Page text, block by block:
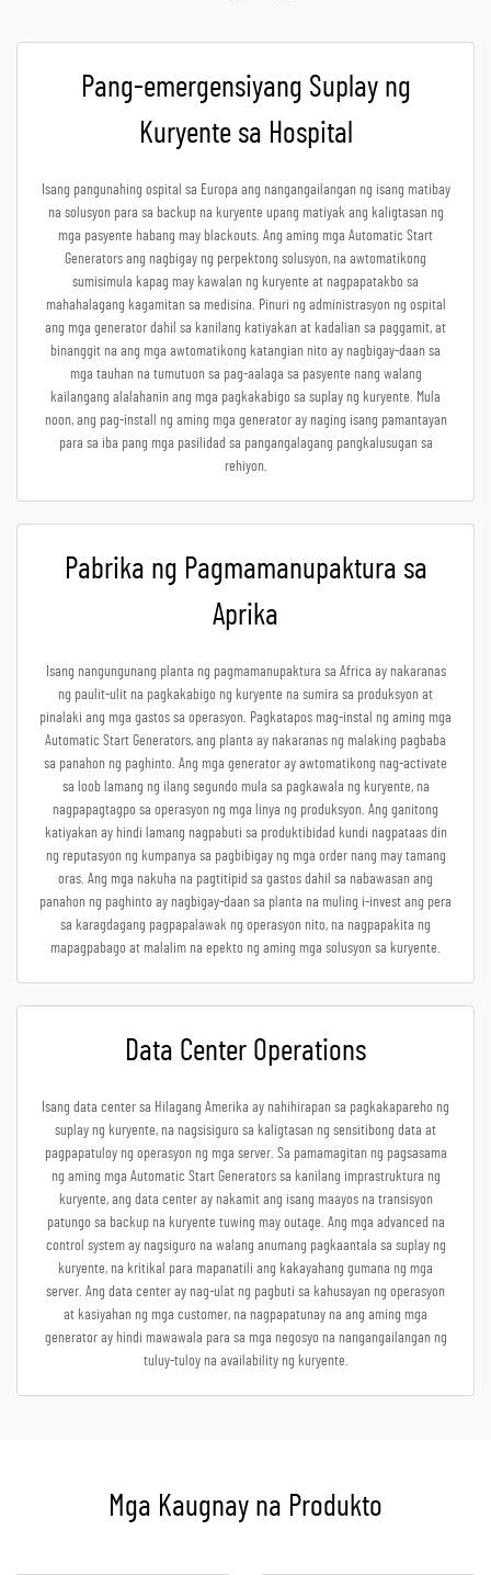
Pang-emergensiyang Suplay ng
Kuryente sa Hospital
Isang pangunahing ospital sa Europa ang nangangailangan ng isang matibay
na solusyon para sa backup na kuryente upang matiyak ang kaligtasan ng
mga pasyente habang may blackouts. Ang aming mga Automatic Start
Generators ang nagbigay ng perpektong solusyon, na awtomatikong
sumisimula kapag may kawalan ng kuryente at nagpapatakbo sa
mahahalagang kagamitan sa medisina. Pinuri ng administrasyon ng ospital
ang mga generator dahil sa kanilang katiyakan at kadalian sa paggamit, at
binanggit na ang mga awtomatikong katangian nito ay nagbigay-daan sa
mga tauhan na tumutuon sa pag-aalaga sa pasyente nang walang
kailangang alalahanin ang mga pagkakabigo sa suplay ng kuryente. Mula
noon, ang pag-install ng aming mga generator ay naging isang pamantayan
para sa iba pang mga pasilidad sa pangangalagang pangkalusugan sa
rehiyon.
Pabrika ng Pagmamanupaktura sa
Aprika
Isang nangungunang planta ng pagmamanupaktura sa Africa ay nakaranas
ng paulit-ulit na pagkakabigo ng kuryente na sumira sa produksyon at
pinalaki ang mga gastos sa operasyon. Pagkatapos mag-instal ng aming mga
Automatic Start Generators, ang planta ay nakaranas ng malaking pagbaba
sa panahon ng paghinto. Ang mga generator ay awtomatikong nag-activate
sa loob lamang ng ilang segundo mula sa pagkawala ng kuryente, na
nagpapagtagpo sa operasyon ng mga linya ng produksyon. Ang ganitong
katiyakan ay hindi lamang nagpabuti sa produktibidad kundi nagpataas din
ng reputasyon ng kumpanya sa pagbibigay ng mga order nang may tamang
oras. Ang mga nakuha na pagtitipid sa gastos dahil sa nabawasan ang
panahon ng paghinto ay nagbigay-daan sa planta na muling i-invest ang pera
sa karagdagang pagpapalawak ng operasyon nito, na nagpapakita ng
mapagpabago at malalim na epekto ng aming mga solusyon sa kuryente.
Data Center Operations
Isang data center sa Hilagang Amerika ay nahihirapan sa pagkakapareho ng
suplay ng kuryente, na nagsisiguro sa kaligtasan ng sensitibong data at
pagpapatuloy ng operasyon ng mga server. Sa pamamagitan ng pagsasama
ng aming mga Automatic Start Generators sa kanilang imprastruktura ng
kuryente, ang data center ay nakamit ang isang maayos na transisyon
patungo sa backup na kuryente tuwing may outage. Ang mga advanced na
control system ay nagsiguro na walang anumang pagkaantala sa suplay ng
kuryente, na kritikal para mapanatili ang kakayahang gumana ng mga
server. Ang data center ay nag-ulat ng pagbuti sa kahusayan ng operasyon
at kasiyahan ng mga customer, na nagpapatunay na ang aming mga
generator ay hindi mawawala para sa mga negosyo na nangangailangan ng
tuluy-tuloy na availability ng kuryente.
Mga Kaugnay na Produkto